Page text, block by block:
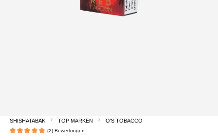
SHISHATABAK TOP MARKEN O'S TOBACCO
(2) Bewertungen